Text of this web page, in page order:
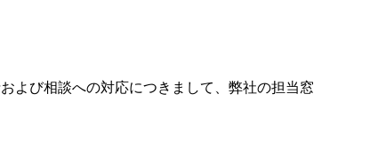
よび相談への対応につきまして、弊社の担当窓